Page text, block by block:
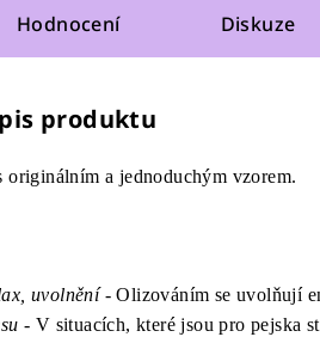
Hodnocení Diskuze
produktu
originálním a jednoduchým vzorem.
uvolnění- Olizováním se uvolňují
- V situacích, které jsou pro pejska